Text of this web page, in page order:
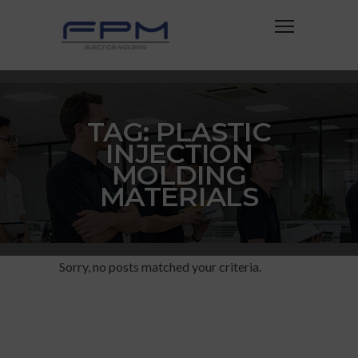
TAG: PLASTIC
INJECTION
MOLDING
MATERIALS
Sorry, no posts matched your criteria.